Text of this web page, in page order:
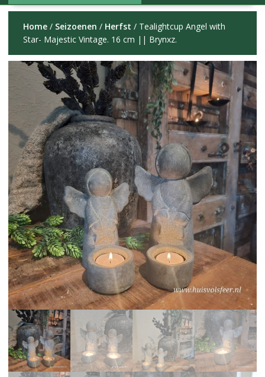
Home/ Seizoenen / Herfst / Tealightcup Angel with
Star- Majestic Vintage. 16 cm || Brynxz.